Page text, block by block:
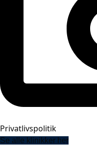
Privatlivspolitik
Se alle klinikker her